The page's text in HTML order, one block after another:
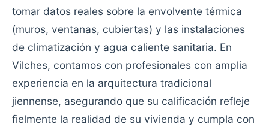
tomar datos reales sobre la envolvente térmica
(muros, ventanas, cubiertas) y las instalaciones
de climatización y agua caliente sanitaria. En
Vilches, contamos con profesionales con amplia
experiencia en la arquitectura tradicional
jiennense, asegurando que su calificación refleje
fielmente la realidad de su vivienda y cumpla con